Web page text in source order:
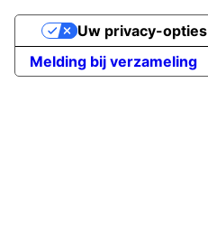
Melding bij verzameling
Uw privacy-opties